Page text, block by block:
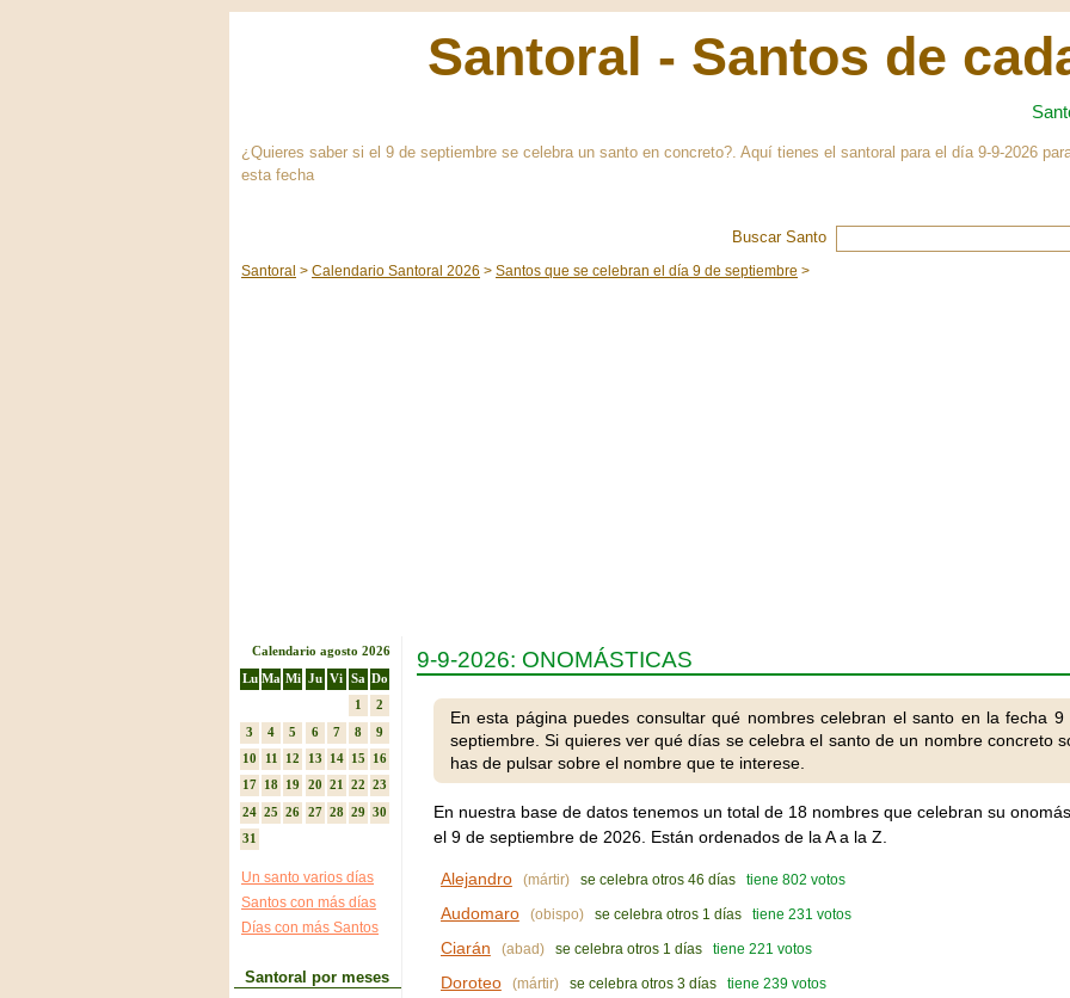
Santoral - Santos de
¿Quieres saber si el 9 de septiembre se celebra un santo en concreto?. Aquí tienes el santoral para el día 9-9-2026
esta fecha
Buscar Santo
Santoral Calendario Santoral 2026 Santos que se celebran el día 9 de septiembre
9-9-2026: ONOMÁSTICAS
En esta página puedes consultar qué nombres celebran el santo en la fecha 9
septiembre. Si quieres ver qué días se celebra el santo de un nombre concreto
has de pulsar sobre el nombre que te interese.
En nuestra base de datos tenemos un total de 18 nombres que celebran su
el 9 de septiembre de 2026. Están ordenados de la A a la Z.
Alejandro (mártir) se celebra otros 46 días tiene 802 votos
Audomaro (obispo) se celebra otros 1 días tiene 231 votos
Ciarán (abad) se celebra otros 1 días tiene 221 votos
Doroteo (mártir) se celebra otros 3 días tiene 239 votos
Calendario agosto 2026
Lu Ma Mi Ju Vi Sa Do
1
2
3
4 5 6 7 8
9
10
11 12 13 14 15
16
17 18 19 20 21 22
23
24 25 26 27 28 29
30
31
Un santo varios días
Santos con más días
Días con más Santos
Santoral por meses